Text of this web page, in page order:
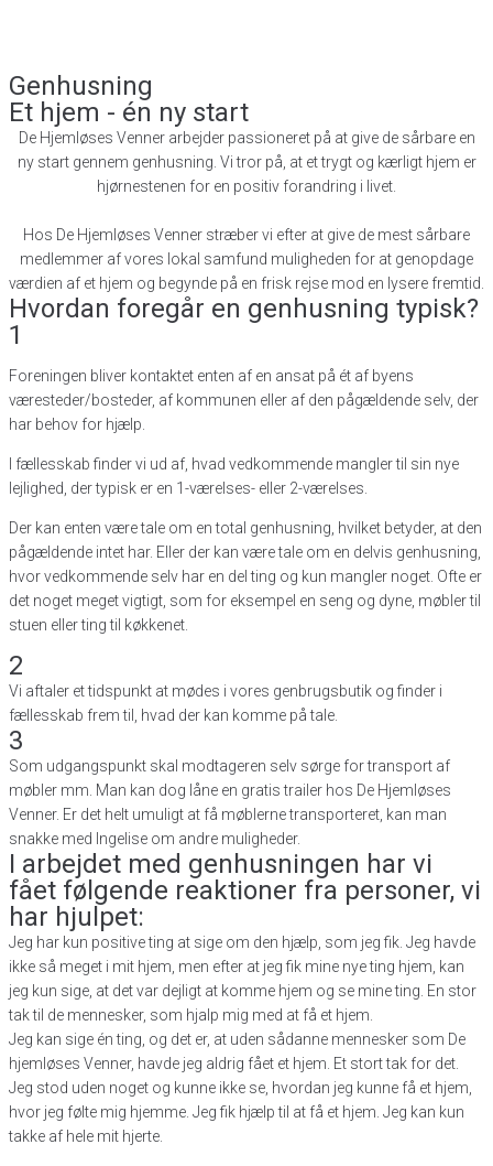
Genhusning
Et hjem - én ny start
De Hjemløses Venner arbejder passioneret på at give de sårbare en
ny start gennem genhusning. Vi tror på, at et trygt og kærligt hjem er
hjørnestenen for en positiv forandring i livet.
Hos De Hjemløses Venner stræber vi efter at give de mest sårbare
medlemmer af vores lokal samfund muligheden for at genopdage
værdien af et hjem og begynde på en frisk rejse mod en lysere fremtid.
Hvordan foregår en genhusning typisk?
1
Foreningen bliver kontaktet enten af en ansat på ét af byens
væresteder/bosteder, af kommunen eller af den pågældende selv, der
har behov for hjælp.
I fællesskab finder vi ud af, hvad vedkommende mangler til sin nye
lejlighed, der typisk er en 1-værelses- eller 2-værelses.
Der kan enten være tale om en total genhusning, hvilket betyder, at den
pågældende intet har. Eller der kan være tale om en delvis genhusning,
hvor vedkommende selv har en del ting og kun mangler noget. Ofte er
det noget meget vigtigt, som for eksempel en seng og dyne, møbler til
stuen eller ting til køkkenet.
2
Vi aftaler et tidspunkt at mødes i vores genbrugsbutik og finder i
fællesskab frem til, hvad der kan komme på tale.
3
Som udgangspunkt skal modtageren selv sørge for transport af
møbler mm. Man kan dog låne en gratis trailer hos De Hjemløses
Venner. Er det helt umuligt at få møblerne transporteret, kan man
snakke med Ingelise om andre muligheder.
I arbejdet med genhusningen har vi
fået følgende reaktioner fra personer, vi
har hjulpet:
Jeg har kun positive ting at sige om den hjælp, som jeg fik. Jeg havde
ikke så meget i mit hjem, men efter at jeg fik mine nye ting hjem, kan
jeg kun sige, at det var dejligt at komme hjem og se mine ting. En stor
tak til de mennesker, som hjalp mig med at få et hjem.
Jeg kan sige én ting, og det er, at uden sådanne mennesker som De
hjemløses Venner, havde jeg aldrig fået et hjem. Et stort tak for det.
Jeg stod uden noget og kunne ikke se, hvordan jeg kunne få et hjem,
hvor jeg følte mig hjemme. Jeg fik hjælp til at få et hjem. Jeg kan kun
takke af hele mit hjerte.